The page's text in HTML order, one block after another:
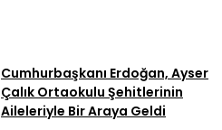
Cumhurbaşkanı Erdoğan, Ayser
Çalık Ortaokulu Şehitlerinin
Aileleriyle Bir Araya Geldi